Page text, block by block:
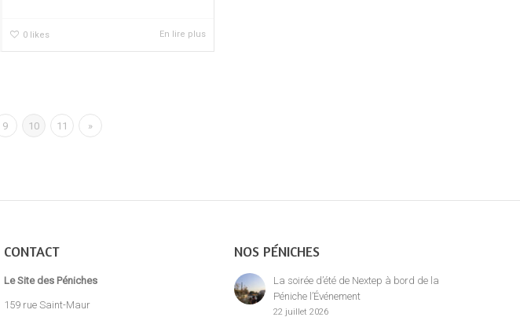
0 likes En lire plus
9 10 11 »
CONTACT
Le Site des Péniches
159 rue Saint-Maur
NOS PÉNICHES
La soirée d’été de Nextep à bord de la
Péniche l’Événement
22 juillet 2026